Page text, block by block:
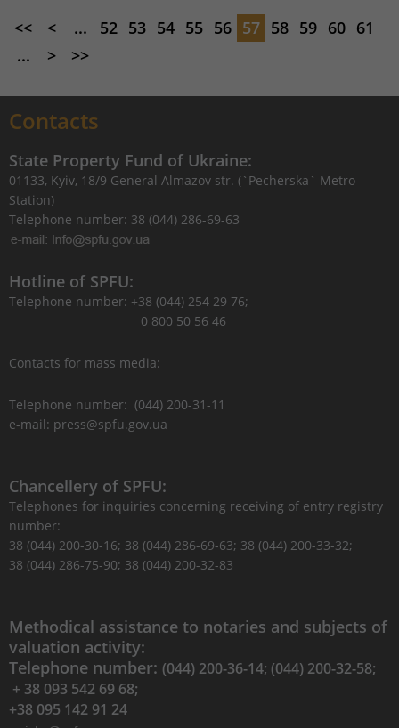
<< < ... 52 53 54 55 56 57 58 59 60 61
...
> >>
Contacts
State Property Fund of Ukraine:
01133, Kyiv, 18/9 General Almazov str. (`Pecherska` Metro
Station)
Telephone number: 38 (044) 286-69-63
Hotline of SPFU:
Telephone number: +38 (044) 254 29 76;
0 800 50 56 46
Contacts for mass media:
Telephone number: (044) 200-31-11
e-mail: press@spfu.gov.ua
Chancellery of SPFU:
Telephones for inquiries concerning receiving of entry registry
number:
38 (044) 200-30-16; 38 (044) 286-69-63; 38 (044) 200-33-32;
38 (044) 286-75-90; 38 (044) 200-32-83
Methodical assistance to notaries and subjects of
valuation activity:
Telephone number: (044) 200-36-14; (044) 200-32-58;
+ 38 093 542 69 68;
+38 095 142 91 24